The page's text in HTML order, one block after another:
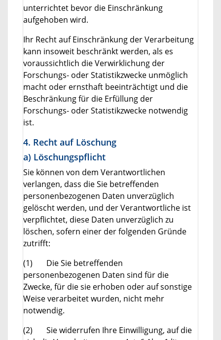
unterrichtet bevor die Einschränkung
aufgehoben wird.
Ihr Recht auf Einschränkung der Verarbeitung
kann insoweit beschränkt werden, als es
voraussichtlich die Verwirklichung der
Forschungs- oder Statistikzwecke unmöglich
macht oder ernsthaft beeinträchtigt und die
Beschränkung für die Erfüllung der
Forschungs- oder Statistikzwecke notwendig
ist.
4. Recht auf Löschung
a) Löschungspflicht
Sie können von dem Verantwortlichen
verlangen, dass die Sie betreffenden
personenbezogenen Daten unverzüglich
gelöscht werden, und der Verantwortliche ist
verpflichtet, diese Daten unverzüglich zu
löschen, sofern einer der folgenden Gründe
zutrifft:
(1) Die Sie betreffenden
personenbezogenen Daten sind für die
Zwecke, für die sie erhoben oder auf sonstige
Weise verarbeitet wurden, nicht mehr
notwendig.
(2) Sie widerrufen Ihre Einwilligung, auf die